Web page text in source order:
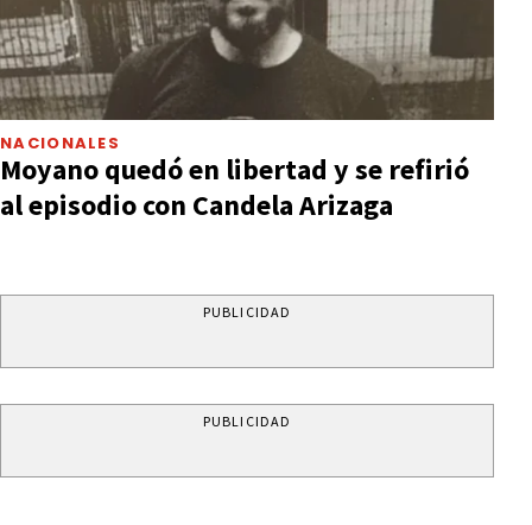
NACIONALES
Moyano quedó en libertad y se refirió
al episodio con Candela Arizaga
PUBLICIDAD
PUBLICIDAD